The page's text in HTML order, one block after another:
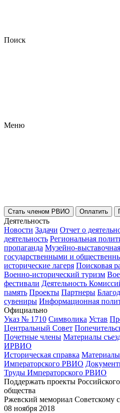
Поиск
Меню
Стать членом РВИО Оплатить
Деятельность
Новости Задачи Отчет о
деятельность Региональная
пропаганда Музейно-выставочная
государственными и
исторические лагеря Поисковая
Военно-исторический туризм
фестивали Деятельность
память Проекты Партнеры
сувениры Информационная
Официально
Указ № 1710 Символика Устав
Центральный Совет
Почетные члены Материалы
ИРВИО
Историческая справка Материалы
Императорского РВИО
Труды Императорского РВИО
Поддержать проекты
общества
Ржевский мемориал Советскому
08 ноября 2018